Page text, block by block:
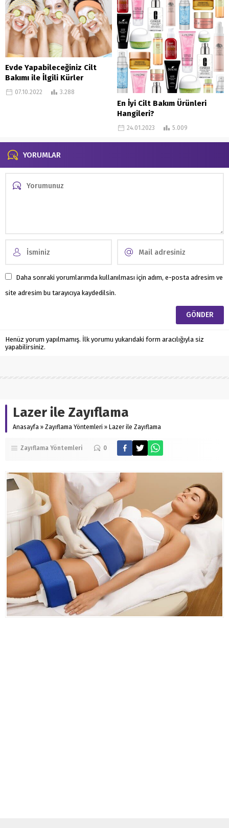
Evde Yapabileceğiniz Cilt
Bakımı ile İlgili Kürler
07.10.2022 3.288
En İyi Cilt Bakım Ürünleri
Hangileri?
24.01.2023 5.009
YORUMLAR
Daha sonraki yorumlarımda kullanılması için adım, e-posta adresim ve
site adresim bu tarayıcıya kaydedilsin.
Henüz yorum yapılmamış. İlk yorumu yukarıdaki form aracılığıyla siz
yapabilirsiniz.
Lazer ile Zayıflama
Anasayfa » Zayıflama Yöntemleri » Lazer ile Zayıflama
Zayıflama Yöntemleri 0